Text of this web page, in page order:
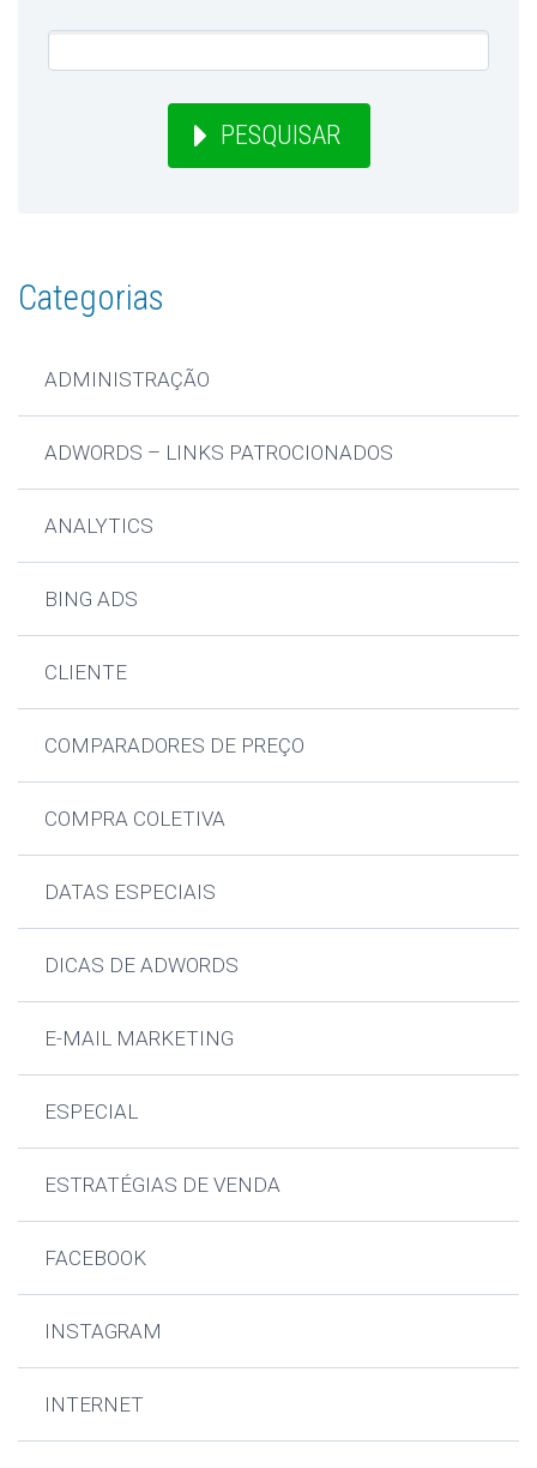
PESQUISAR
Categorias
ADMINISTRAÇÃO
ADWORDS – LINKS PATROCIONADOS
ANALYTICS
BING ADS
CLIENTE
COMPARADORES DE PREÇO
COMPRA COLETIVA
DATAS ESPECIAIS
DICAS DE ADWORDS
E-MAIL MARKETING
ESPECIAL
ESTRATÉGIAS DE VENDA
FACEBOOK
INSTAGRAM
INTERNET